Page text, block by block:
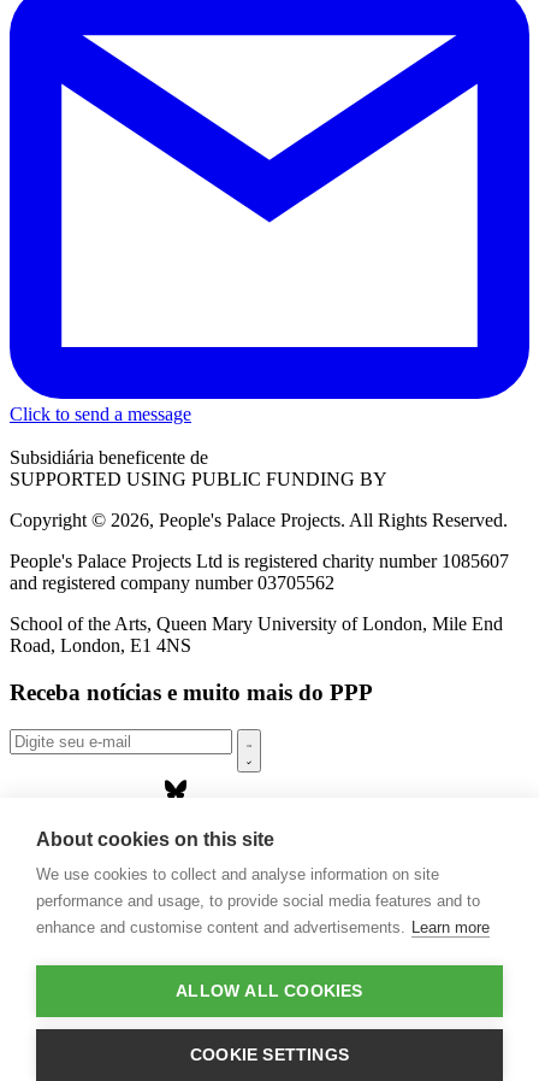
Click to send a message
Subsidiária beneficente de
SUPPORTED USING PUBLIC FUNDING BY
Copyright © 2026, People's Palace Projects. All Rights Reserved.
People's Palace Projects Ltd is registered charity number 1085607
and registered company number 03705562
School of the Arts, Queen Mary University of London, Mile End
Road, London, E1 4NS
Receba notícias e muito mais do PPP
Sobre nós
Casa Rio
Publicações
Eventos
Contato
About cookies on this site
We use cookies to collect and analyse information on site
performance and usage, to provide social media features and to
enhance and customise content and advertisements. Learn more
ALLOW ALL COOKIES
COOKIE SETTINGS